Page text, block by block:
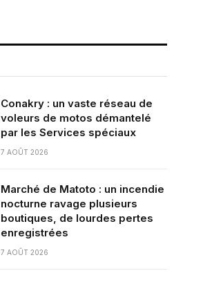
Conakry : un vaste réseau de
voleurs de motos démantelé
par les Services spéciaux
7 AOÛT 2026
Marché de Matoto : un incendie
nocturne ravage plusieurs
boutiques, de lourdes pertes
enregistrées
7 AOÛT 2026